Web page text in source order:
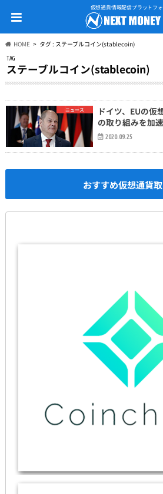
仮想通貨情報配信プラットフ
HOME タグ : ステーブルコイン(stablecoin)
TAG
ステーブルコイン(stablecoin)
ニュース
ドイツ、EUの仮
の取り組みを加
2020.09.25
おすすめ仮想通貨